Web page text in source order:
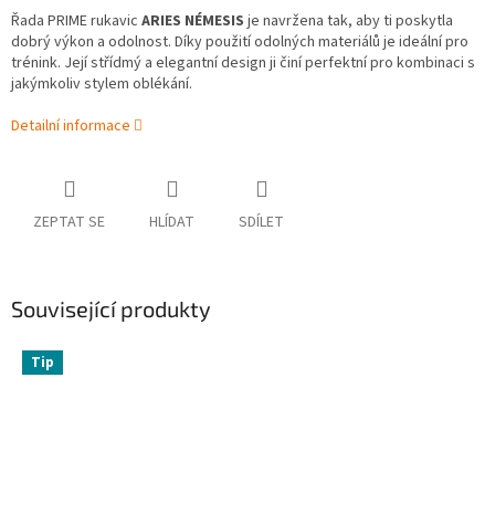
Řada PRIME rukavic ARIES NÉMESIS je navržena tak, aby ti poskytla
dobrý výkon a odolnost. Díky použití odolných materiálů je ideální pro
trénink. Její střídmý a elegantní design ji činí perfektní pro kombinaci s
jakýmkoliv stylem oblékání.
Detailní informace
ZEPTAT SE HLÍDAT SDÍLET
Související produkty
Tip